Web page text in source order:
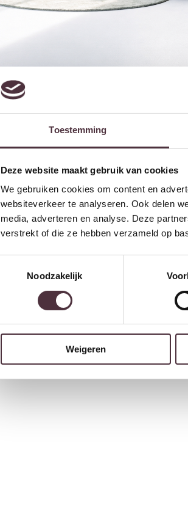
Toestemming
Deze website maakt gebruik van cookies
We gebruiken cookies om content en
websiteverkeer te analyseren. Ook delen
media, adverteren en analyse. Deze
verstrekt of die ze hebben verzameld op
Noodzakelijk
Weigeren